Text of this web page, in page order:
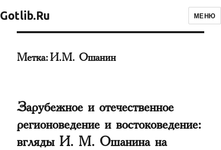
Gotlib.Ru МЕНЮ
Метка: И.М. Ошанин
Зарубежное и отечественное
регионоведение и востоковедение:
вгляды И. М. Ошанина на